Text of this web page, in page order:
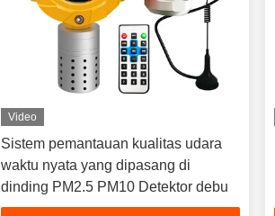
Video
Sistem pemantauan kualitas udara
waktu nyata yang dipasang di
dinding PM2.5 PM10 Detektor debu